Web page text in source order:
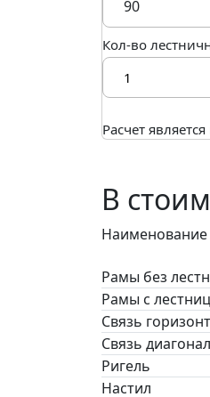
Кол-во
Расчет
В
Наименование
Рамы без
Рамы с
Связь
Связь
Ригель
Настил